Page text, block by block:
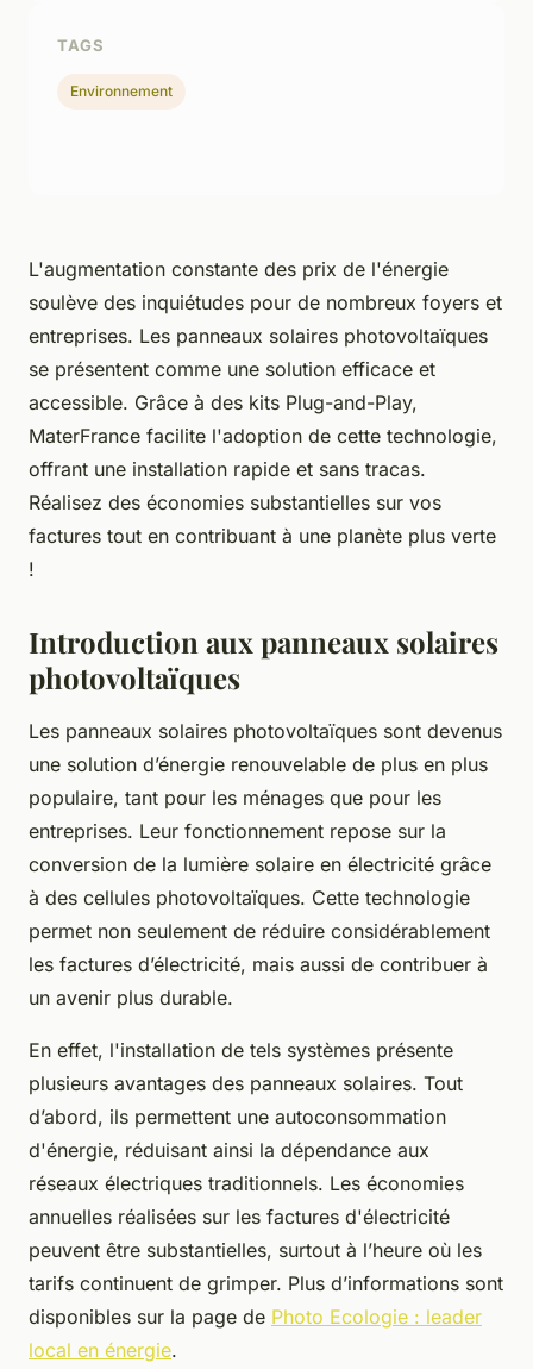
L'augmentation constante des prix de l'énergie
soulève des inquiétudes pour de nombreux foyers et
entreprises. Les panneaux solaires photovoltaïques
se présentent comme une solution efficace et
accessible. Grâce à des kits Plug-and-Play,
MaterFrance facilite l'adoption de cette technologie,
offrant une installation rapide et sans tracas.
Réalisez des économies substantielles sur vos
factures tout en contribuant à une planète plus verte
!
Introduction aux panneaux solaires
photovoltaïques
Les panneaux solaires photovoltaïques sont devenus
une solution d’énergie renouvelable de plus en plus
populaire, tant pour les ménages que pour les
entreprises. Leur fonctionnement repose sur la
conversion de la lumière solaire en électricité grâce
à des cellules photovoltaïques. Cette technologie
permet non seulement de réduire considérablement
les factures d’électricité, mais aussi de contribuer à
un avenir plus durable.
En effet, l'installation de tels systèmes présente
plusieurs avantages des panneaux solaires. Tout
d’abord, ils permettent une autoconsommation
d'énergie, réduisant ainsi la dépendance aux
réseaux électriques traditionnels. Les économies
annuelles réalisées sur les factures d'électricité
peuvent être substantielles, surtout à l’heure où les
tarifs continuent de grimper. Plus d’informations sont
disponibles sur la page de Photo Ecologie : leader
local en énergie.
TAGS
Environnement